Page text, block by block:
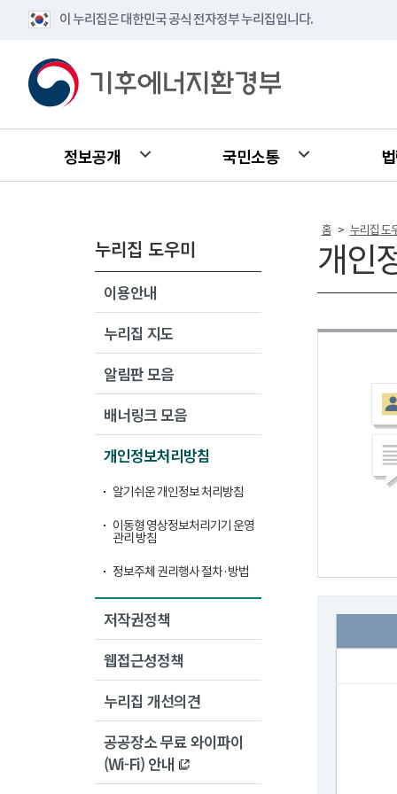
이 누리집은 대한민국 공식 전자정부 누리집입니다.
정보공개 국민소통
누리집 도우미
이용안내
누리집 지도
알림판 모음
배너링크 모음
개인정보처리방침
알기쉬운 개인정보 처리방침
이동형 영상정보처리기기 운영
관리 방침
정보주체 권리행사 절차·방법
저작권정책
웹접근성정책
누리집 개선의견
공공장소 무료 와이파이
(Wi-Fi) 안내
홈 > 누리집 도
개인